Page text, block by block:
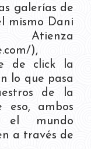
galerías de
mismo Dani
),
de click la
lo que pasa
de la
eso, ambos
el mundo
a través de